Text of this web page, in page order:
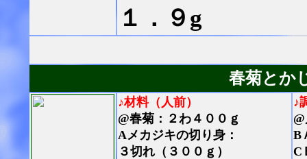
１．９g
春菊とか
♪材料（人前）
@春菊：２わ４００ｇ
Aメカジキの切り身：
３切れ（３００ｇ）
♪
B
C